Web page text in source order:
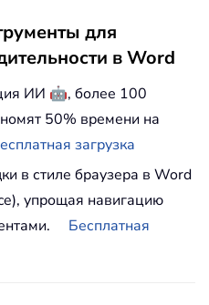
для
в Word
ИИ 🤖, более 100
50% времени на
загрузка
в стиле браузера в Word
упрощая навигацию
Бесплатная